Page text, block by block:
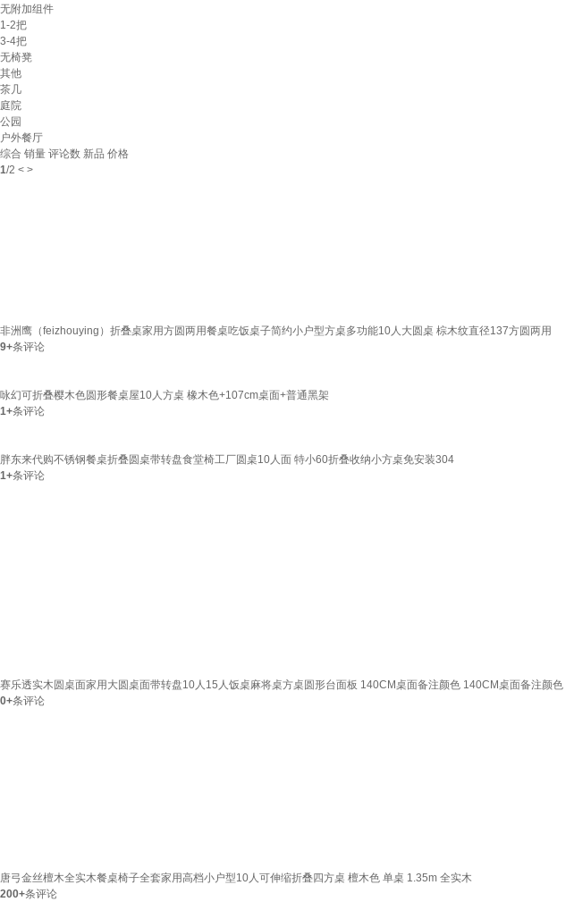
无附加组件
1-2把
3-4把
无椅凳
其他
茶几
庭院
公园
户外餐厅
综合 销量 评论数 新品 价格
1/2 < >
非洲鹰（feizhouying）折叠桌家用方圆两用餐桌吃饭桌子简约小户型方桌多功能10人大圆桌 棕木纹直径137方圆两用
9+条评论
咏幻可折叠樱木色圆形餐桌屋10人方桌 橡木色+107cm桌面+普通黑架
1+条评论
胖东来代购不锈钢餐桌折叠圆桌带转盘食堂椅工厂圆桌10人面 特小60折叠收纳小方桌免安装304
1+条评论
赛乐透实木圆桌面家用大圆桌面带转盘10人15人饭桌麻将桌方桌圆形台面板 140CM桌面备注颜色 140CM桌面备注颜色
0+条评论
唐弓金丝檀木全实木餐桌椅子全套家用高档小户型10人可伸缩折叠四方桌 檀木色 单桌 1.35m 全实木
200+条评论